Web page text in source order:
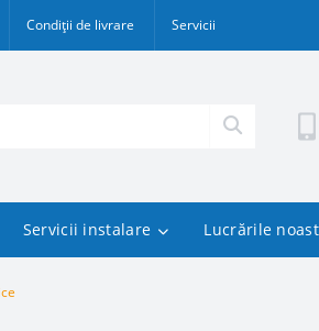
Condiții de livrare Servicii
Servicii instalare Lucrările